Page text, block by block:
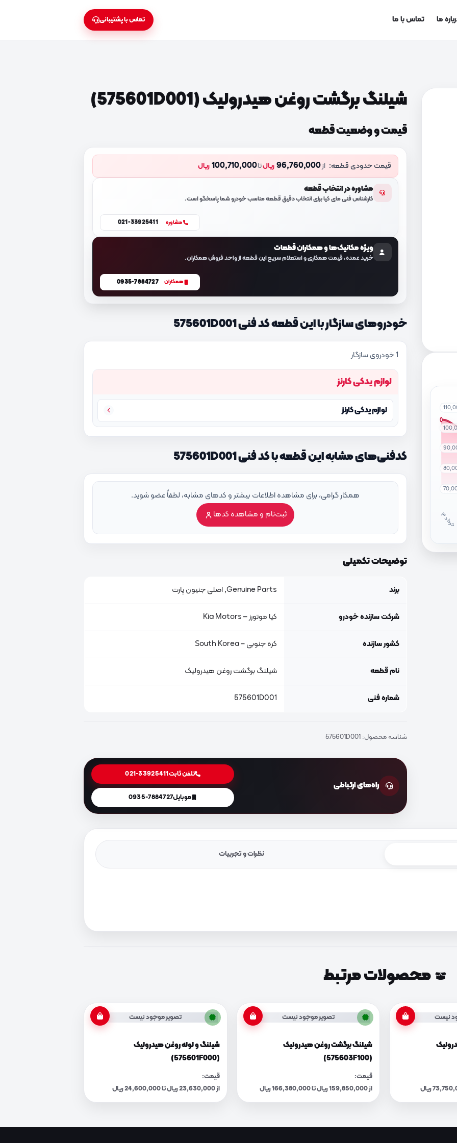
ما تماس با ما تماس با پشتیبانی
خ
ر
داد
۳
شیلنگ برگشت روغن هیدرولیک (575601D001)
قیمت و وضعیت قطعه
قیمت حدودی قطعه: از96,760,000 ریالتا100,710,000 ریال
مشاوره در انتخاب قطعه
کارشناس فنی مای کیا برای انتخاب دقیق قطعه مناسب خودرو شما پاسخگو است.
مشاوره 021-33925411
ویژه مکانیک‌ها و همکاران قطعات
خرید عمده، قیمت همکاری و استعلام سریع این قطعه از واحد فروش همکاران.
همکاران 0935-7884727
خودروهای سازگار با این قطعه کد فنی 575601D001
1 خودروی سازگار
لوازم یدکی کارنز
لوازم یدکی کارنز
کدفنی‌های مشابه این قطعه با کد فنی 575601D001
همکار گرامی، برای مشاهده اطلاعات بیشتر و کدهای مشابه، لطفاً عضو شوید.
ثبت‌نام و مشاهده کدها
توضیحات تکمیلی
برند Genuine Parts, اصلی جنیون پارت
شرکت سازنده خودرو کیا موتورز – Kia Motors
کشور سازنده کره جنوبی – South Korea
نام قطعه شیلنگ برگشت روغن هیدرولیک
شماره فنی 575601D001
شناسه محصول:575601D001
راه‌های ارتباطی
تلفن ثابت021-33925411
موبایل0935-7884727
نظرات و تجربیات
محصولات مرتبط
نیست تصویر موجود نیست
شیلنگ برگشت روغن هیدرولیک
(575603F100)
قیمت:
از 159,850,000 ریال تا 166,380,000 ریال
تصویر موجود نیست
شیلنگ و لوله روغن هیدرولیک
(575601F000)
قیمت:
از 23,630,000 ریال تا 24,600,000 ریال